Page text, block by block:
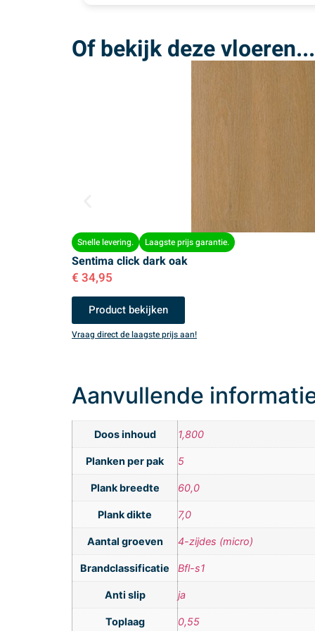
Of bekijk deze vloeren...
Snelle levering. Laagste prijs garantie.
Sentima click dark oak
€ 34,95
Product bekijken
Vraag direct de laagste prijs aan!
Aanvullende
Doos inhoud 1,800
Planken per pak 5
Plank breedte 60,0
Plank dikte 7,0
Aantal groeven 4-zijdes (micro)
Brandclassificatie Bfl-s1
Anti slip ja
Toplaag 0,55